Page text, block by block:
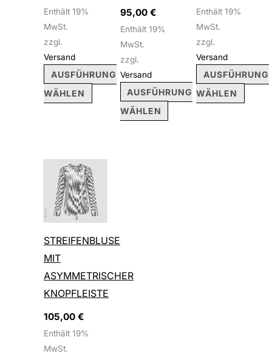
Enthält 19%
MwSt.
zzgl.
Versand
AUSFÜHRUNG
WÄHLEN
Produktseite
werden
95,00 €
Enthält 19%
MwSt.
zzgl.
Versand
AUSFÜHRUNG
WÄHLEN
gewählt
werden
Enthält 19%
MwSt.
zzgl.
Versand
AUSFÜHRUNG
WÄHLEN
STREIFENBLUSE
MIT
ASYMMETRISCHER
KNOPFLEISTE
105,00 €
Enthält 19%
MwSt.
Dieses
Produkt
weist
mehrere
Varianten
Die
Optionen